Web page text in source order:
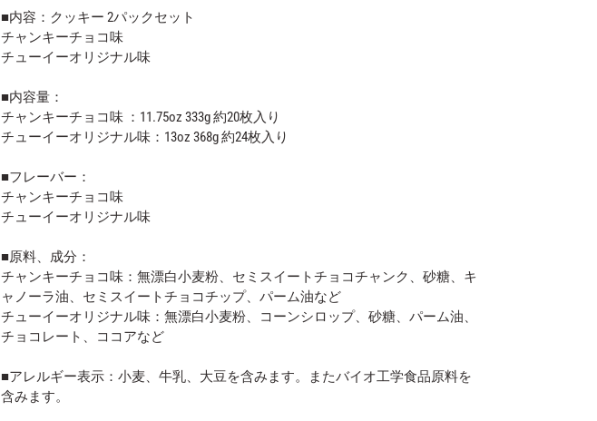
■内容：クッキー 2パックセット
チャンキーチョコ味
チューイーオリジナル味
■内容量：
チャンキーチョコ味 ：11.75oz 333g 約20枚入り
チューイーオリジナル味：13oz 368g 約24枚入り
■フレーバー：
チャンキーチョコ味
チューイーオリジナル味
■原料、成分：
チャンキーチョコ味：無漂白小麦粉、セミスイートチョコチャンク、砂糖、キ
ャノーラ油、セミスイートチョコチップ、パーム油など
チューイーオリジナル味：無漂白小麦粉、コーンシロップ、砂糖、パーム油、
チョコレート、ココアなど
■アレルギー表示：小麦、牛乳、大豆を含みます。またバイオ工学食品原料を
含みます。